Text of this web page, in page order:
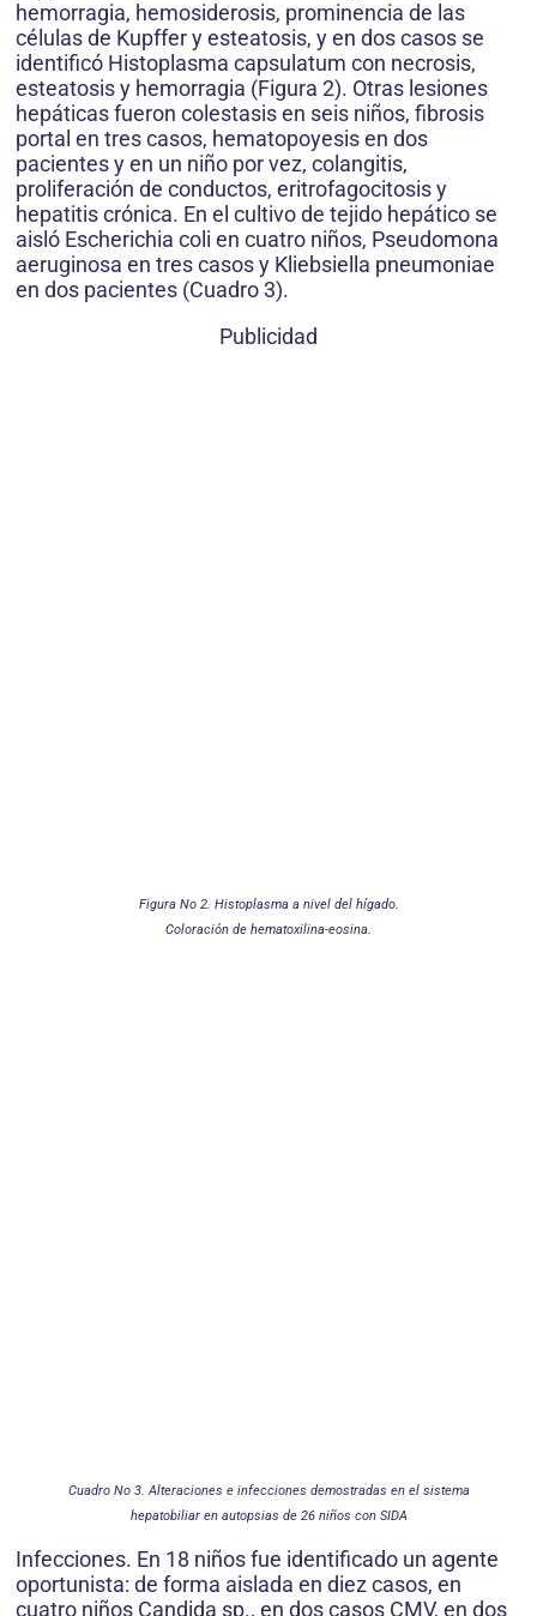
hemorragia, hemosiderosis, prominencia de las
células de Kupffer y esteatosis, y en dos casos se
identificó Histoplasma capsulatum con necrosis,
esteatosis y hemorragia (Figura 2). Otras lesiones
hepáticas fueron colestasis en seis niños, fibrosis
portal en tres casos, hematopoyesis en dos
pacientes y en un niño por vez, colangitis,
proliferación de conductos, eritrofagocitosis y
hepatitis crónica. En el cultivo de tejido hepático se
aisló Escherichia coli en cuatro niños, Pseudomona
aeruginosa en tres casos y Kliebsiella pneumoniae
en dos pacientes (Cuadro 3).
Publicidad
Figura No 2. Histoplasma a nivel del hígado.
Coloración de hematoxilina-eosina.
Cuadro No 3. Alteraciones e infecciones demostradas en el sistema
hepatobiliar en autopsias de 26 niños con SIDA
Infecciones. En 18 niños fue identificado un agente
oportunista: de forma aislada en diez casos, en
cuatro niños Candida sp., en dos casos CMV, en dos